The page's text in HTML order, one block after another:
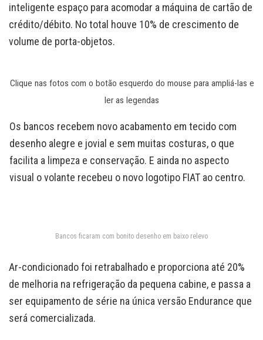
inteligente espaço para acomodar a máquina de cartão de
crédito/débito. No total houve 10% de crescimento de
volume de porta-objetos.
Clique nas fotos com o botão esquerdo do mouse para ampliá-las e
ler as legendas
Os bancos recebem novo acabamento em tecido com
desenho alegre e jovial e sem muitas costuras, o que
facilita a limpeza e conservação. E ainda no aspecto
visual o volante recebeu o novo logotipo FIAT ao centro.
Bancos ficaram com bonito desenho em baixo relevo
Ar-condicionado foi retrabalhado e proporciona até 20%
de melhoria na refrigeração da pequena cabine, e passa a
ser equipamento de série na única versão Endurance que
será comercializada.